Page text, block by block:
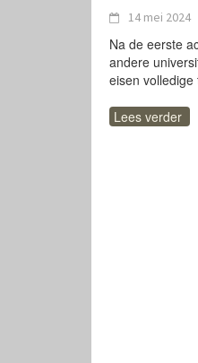
14 mei 2024
Na de eerste
andere
eisen
Lees verder